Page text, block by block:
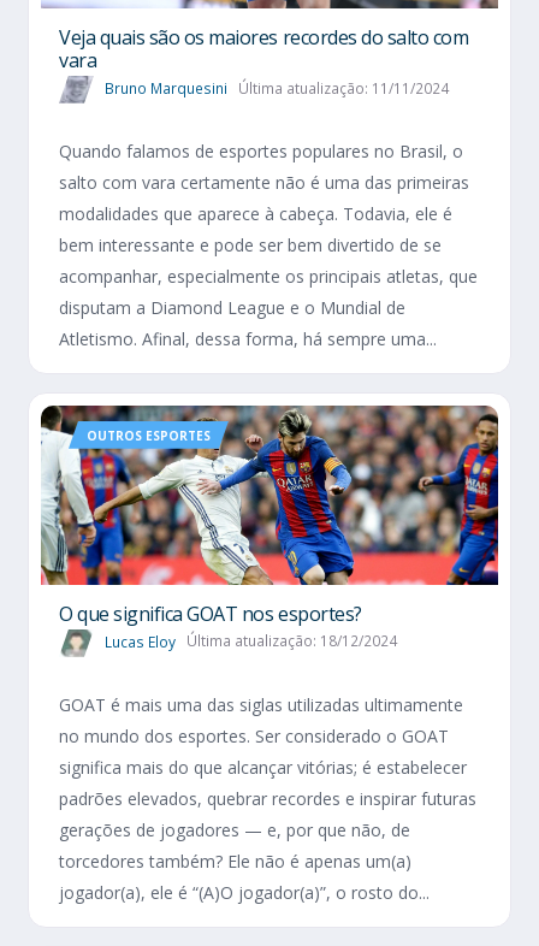
Veja quais são os maiores recordes do salto com
vara
Bruno Marquesini Última atualização: 11/11/2024
Quando falamos de esportes populares no Brasil, o
salto com vara certamente não é uma das primeiras
modalidades que aparece à cabeça. Todavia, ele é
bem interessante e pode ser bem divertido de se
acompanhar, especialmente os principais atletas, que
disputam a Diamond League e o Mundial de
Atletismo. Afinal, dessa forma, há sempre uma...
OUTROS ESPORTES
O que significa GOAT nos esportes?
Lucas Eloy Última atualização: 18/12/2024
GOAT é mais uma das siglas utilizadas ultimamente
no mundo dos esportes. Ser considerado o GOAT
significa mais do que alcançar vitórias; é estabelecer
padrões elevados, quebrar recordes e inspirar futuras
gerações de jogadores — e, por que não, de
torcedores também? Ele não é apenas um(a)
jogador(a), ele é “(A)O jogador(a)”, o rosto do...